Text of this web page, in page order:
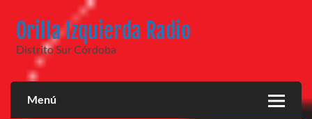
contenido
Orilla Izquierda Radio
Distrito Sur Córdoba
Menú